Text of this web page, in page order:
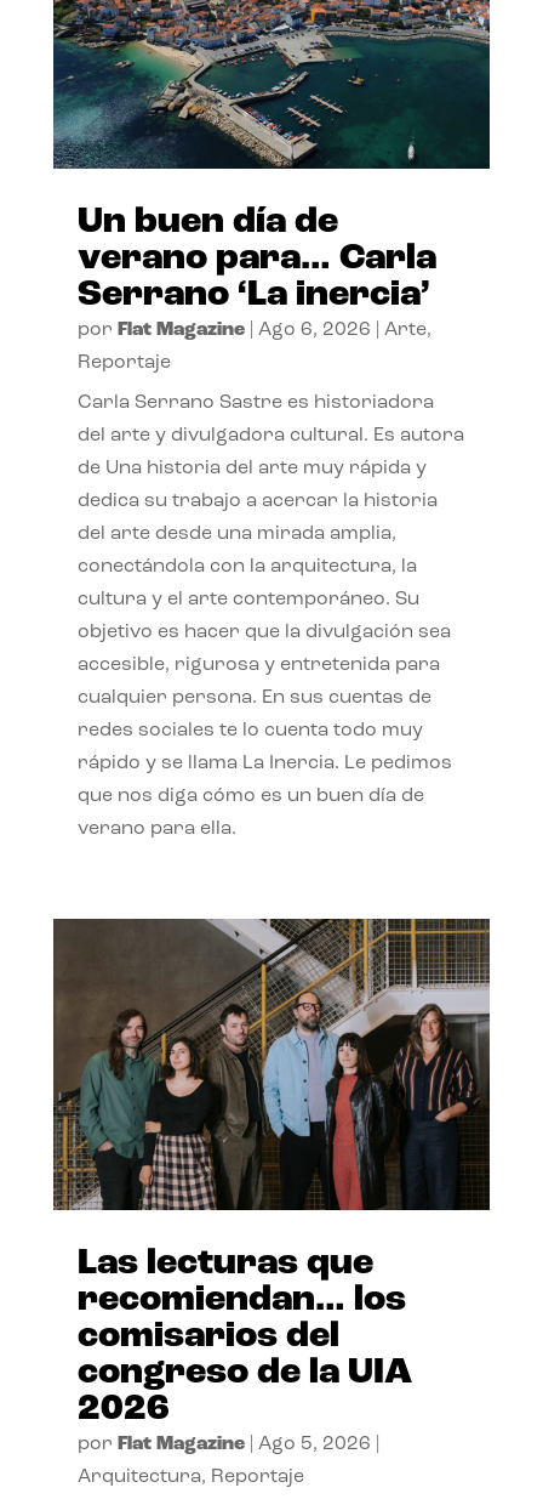
Un buen día de
verano para… Carla
Serrano ‘La inercia’
por Flat Magazine| Ago 6, 2026 Arte,
Reportaje
Carla Serrano Sastre es historiadora
del arte y divulgadora cultural. Es autora
de Una historia del arte muy rápida y
dedica su trabajo a acercar la historia
del arte desde una mirada amplia,
conectándola con la arquitectura, la
cultura y el arte contemporáneo. Su
objetivo es hacer que la divulgación sea
accesible, rigurosa y entretenida para
cualquier persona. En sus cuentas de
redes sociales te lo cuenta todo muy
rápido y se llama La Inercia. Le pedimos
que nos diga cómo es un buen día de
verano para ella.
Las lecturas que
recomiendan… los
comisarios del
congreso de la UIA
2026
por Flat Magazine| Ago 5, 2026
Arquitectura, Reportaje